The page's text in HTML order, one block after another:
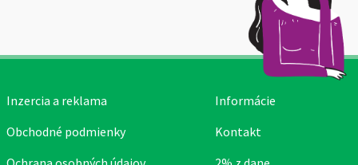
Inzercia a reklama
Obchodné podmienky
Informácie
Kontakt